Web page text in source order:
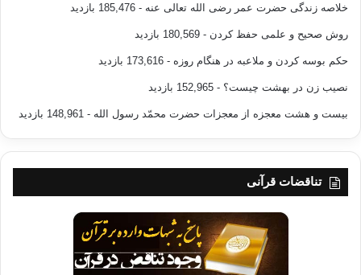
خلاصه زندگی حضرت عمر رضی الله تعالی عنه - 185,476 بازدید
روش صحیح و علمی حفظ کردن - 180,569 بازدید
حکم بوسه کردن و ملاعبه در هنگام روزه - 173,616 بازدید
نصیب زن در بهشت چیست؟ - 152,965 بازدید
بیست و هشت معجزه از معجزات حضرت محمّد رسول الله - 148,961 بازدید
تناقضات قرآنی